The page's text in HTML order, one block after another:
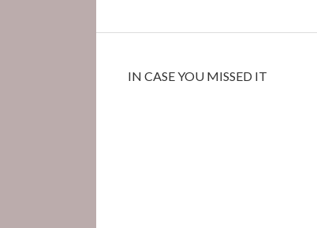
IN CASE YOU MISSED IT